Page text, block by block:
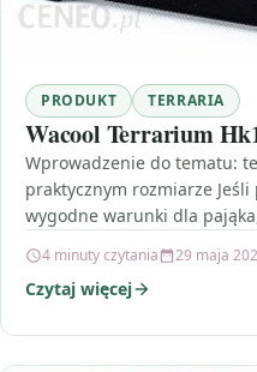
PRODUKT TERRARIA
Wacool Terrarium
Wprowadzenie do tematu:
praktycznym rozmiarze
wygodne warunki dla
4 minuty czytania 29 maja
Czytaj więcej